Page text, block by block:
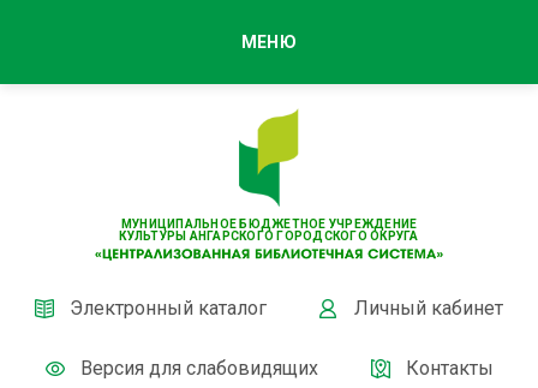
МУНИЦИПАЛЬНОЕ БЮДЖЕТНОЕ УЧРЕЖДЕНИЕ
КУЛЬТУРЫ АНГАРСКОГО ГОРОДСКОГО ОКРУГА
Электронный каталог Личный кабинет
Версия для слабовидящих Контакты
МЕНЮ